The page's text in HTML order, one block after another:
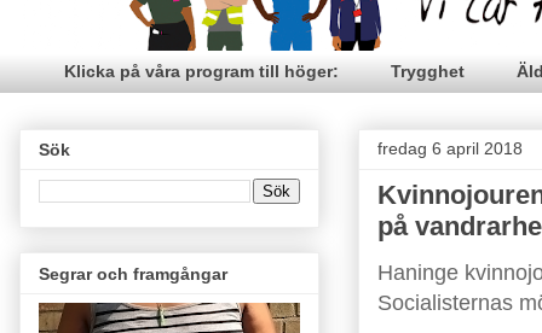
Klicka på våra program till höger: Trygghet
fredag 6 april 2018
på
Haninge
Socialisternas
Sök
Segrar och framgångar